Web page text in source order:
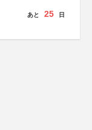
あと 25 日